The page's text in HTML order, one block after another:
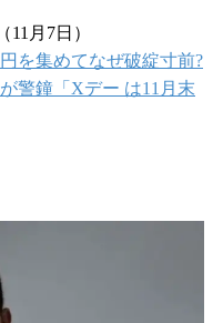
月7日）
を集めてなぜ破綻寸前?
警鐘「Xデー は11月末